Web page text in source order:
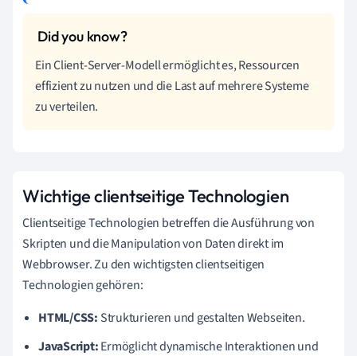
Ein Client-Server-Modell ermöglicht es, Ressourcen
effizient zu nutzen und die Last auf mehrere Systeme
zu verteilen.
Wichtige clientseitige Technologien
Clientseitige Technologien betreffen die Ausführung von
Skripten und die Manipulation von Daten direkt im
Webbrowser. Zu den wichtigsten clientseitigen
Technologien gehören:
HTML/CSS: Strukturieren und gestalten Webseiten.
JavaScript:Ermöglicht dynamische Interaktionen und